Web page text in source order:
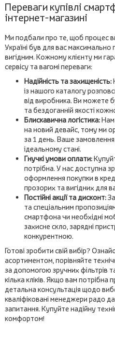
Переваги купівлі
інтернет-магазині
Ми подбали про те, щоб процес
Україні був для вас
вигідним. Кожному клієнту ми
сервісу та вагомі переваги:
Надійність та захищеність:
із нашого каталогу
від виробника. Ви можете
та бездоганній якості
Блискавична логістика:Нам
на новий девайс, тому ми
за 1 день. Ваше
ідеальному стані.
Гнучкі умови оплати:
потрібна. У нас доступна
оформлення покупки в
прозорих та вигідних для
Постійні акції та дисконт:
та спеціальним
смартфона чи необхідні
захисне скло, зарядні
конкурентною.
Готові зробити свій вибір?
асортиментом, порівняйте
за допомогою зручних фільтрів
кілька кліків. Якщо вам
детальна консультація щодо
кваліфіковані менеджери радо
запитання. Купуйте надійну
комфортом!